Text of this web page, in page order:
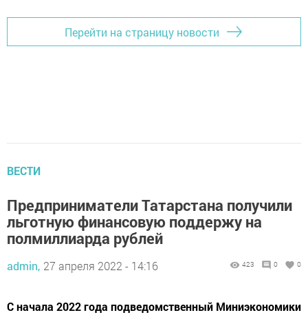
Перейти на страницу новости
ВЕСТИ
Предприниматели Татарстана получили
льготную финансовую поддержу на
полмиллиарда рублей
admin, 27 апреля 2022 - 14:16 423 0 0
С начала 2022 года подведомственный Миниэкономики